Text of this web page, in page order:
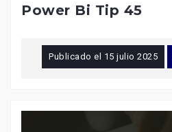
Power Bi Tip 45
Publicado el 15 julio 2025